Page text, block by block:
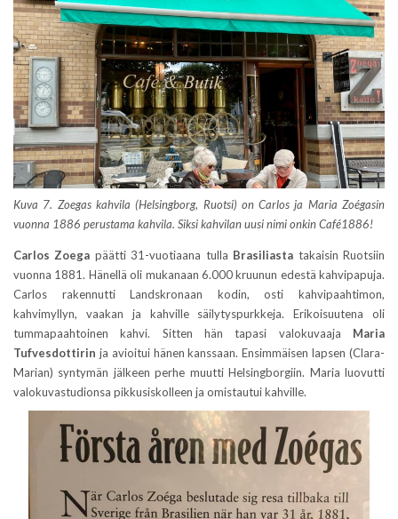
Kuva 7. Zoegas kahvila (Helsingborg, Ruotsi) on Carlos ja Maria Zoégasin
vuonna 1886 perustama kahvila. Siksi kahvilan uusi nimi onkin Café1886!
Carlos Zoega päätti 31-vuotiaana tulla Brasiliasta takaisin Ruotsiin
vuonna 1881. Hänellä oli mukanaan 6.000 kruunun edestä kahvipapuja.
Carlos rakennutti Landskronaan kodin, osti kahvipaahtimon,
kahvimyllyn, vaakan ja kahville säilytyspurkkeja. Erikoisuutena oli
tummapaahtoinen kahvi. Sitten hän tapasi valokuvaaja Maria
Tufvesdottirin ja avioitui hänen kanssaan. Ensimmäisen lapsen (Clara-
Marian) syntymän jälkeen perhe muutti Helsingborgiin. Maria luovutti
valokuvastudionsa pikkusiskolleen ja omistautui kahville.